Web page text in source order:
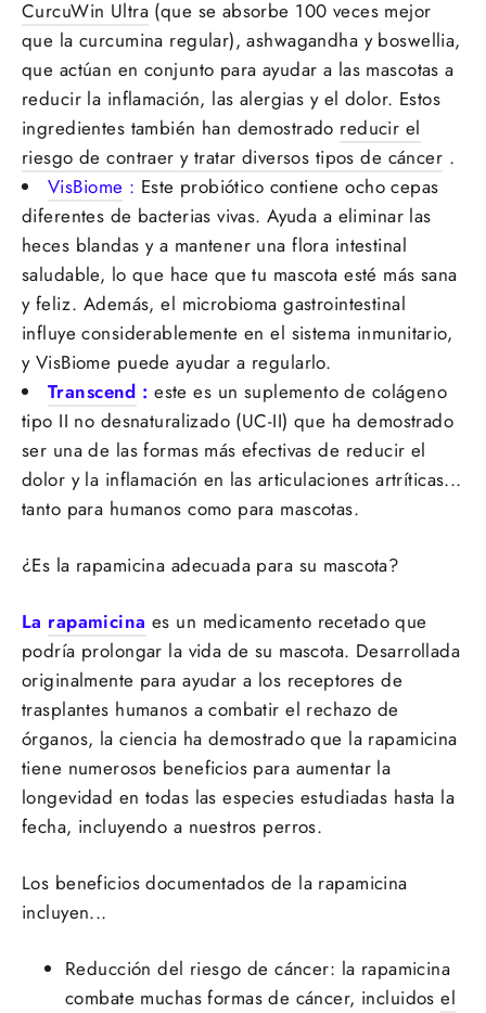
CurcuWin Ultra (que se absorbe 100 veces mejor
que la curcumina regular), ashwagandha y boswellia,
que actúan en conjunto para ayudar a las mascotas a
reducir la inflamación, las alergias y el dolor. Estos
ingredientes también han demostrado reducir el
riesgo de contraer y tratar diversos tipos de cáncer .
VisBiome : Este probiótico contiene ocho cepas
diferentes de bacterias vivas. Ayuda a eliminar las
heces blandas y a mantener una flora intestinal
saludable, lo que hace que tu mascota esté más sana
y feliz. Además, el microbioma gastrointestinal
influye considerablemente en el sistema inmunitario,
y VisBiome puede ayudar a regularlo.
Transcend : este es un suplemento de colágeno
tipo II no desnaturalizado (UC-II) que ha demostrado
ser una de las formas más efectivas de reducir el
dolor y la inflamación en las articulaciones artríticas...
tanto para humanos como para mascotas.
¿Es la rapamicina adecuada para su mascota?
La rapamicina es un medicamento recetado que
podría prolongar la vida de su mascota. Desarrollada
originalmente para ayudar a los receptores de
trasplantes humanos a combatir el rechazo de
órganos, la ciencia ha demostrado que la rapamicina
tiene numerosos beneficios para aumentar la
longevidad en todas las especies estudiadas hasta la
fecha, incluyendo a nuestros perros.
Los beneficios documentados de la rapamicina
incluyen...
Reducción del riesgo de cáncer: la rapamicina
combate muchas formas de cáncer, incluidosel